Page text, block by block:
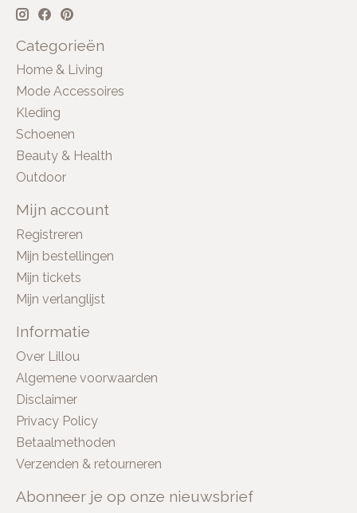
Categorieën
Home & Living
Mode Accessoires
Kleding
Schoenen
Beauty & Health
Outdoor
Mijn account
Registreren
Mijn bestellingen
Mijn tickets
Mijn verlanglijst
Informatie
Over Lillou
Algemene voorwaarden
Disclaimer
Privacy Policy
Betaalmethoden
Verzenden & retourneren
Abonneer je op onze nieuwsbrief